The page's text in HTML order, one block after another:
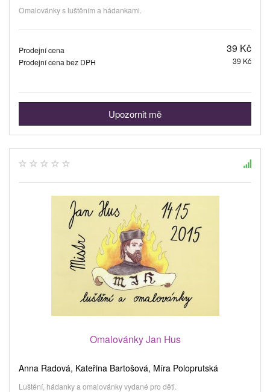
Omalovánky s luštěním a hádankami.
Prodejní cena 39 Kč
Prodejní cena bez DPH 39 Kč
Upozornit mě
Omalovánky Jan Hus
Anna Radová, Kateřina Bartošová, Míra Poloprutská
Luštění, hádanky a omalovánky vydané pro děti.